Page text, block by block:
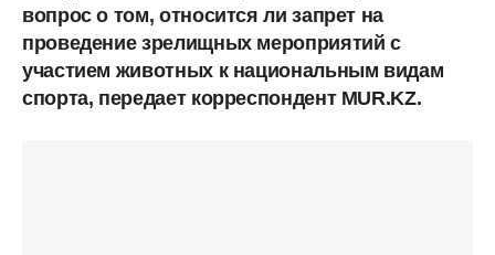
вопрос о том, относится ли запрет на
проведение зрелищных мероприятий с
участием животных к национальным видам
спорта, передает корреспондент MUR.KZ.